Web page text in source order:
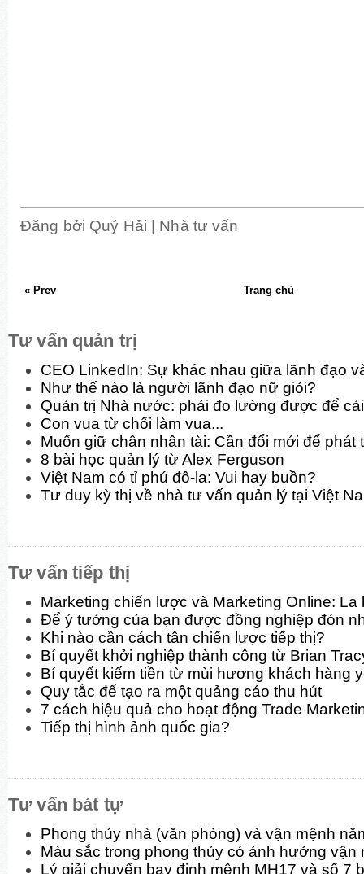
Đăng bởi Quý Hải | Nhà tư vấn
« Prev Trang chủ
Tư vấn quản trị
CEO LinkedIn: Sự khác nhau giữa lãnh đạo
Như thế nào là người lãnh đạo nữ giỏi?
Quản trị Nhà nước: phải đo lường được để
Con vua từ chối làm vua...
Muốn giữ chân nhân tài: Cần đổi mới để phát
8 bài học quản lý từ Alex Ferguson
Việt Nam có tỉ phú đô-la: Vui hay buồn?
Tư duy kỳ thị về nhà tư vấn quản lý tại Việt
Tư vấn tiếp thị
Marketing chiến lược và Marketing Online: La
Để ý tưởng của bạn được đồng nghiệp đón
Khi nào cần cách tân chiến lược tiếp thị?
Bí quyết khởi nghiệp thành công từ Brian
Bí quyết kiếm tiền từ mùi hương khách hàng
Quy tắc để tạo ra một quảng cáo thu hút
7 cách hiệu quả cho hoạt động Trade
Tiếp thị hình ảnh quốc gia?
Tư vấn bát tự
Phong thủy nhà (văn phòng) và vận mệnh
Màu sắc trong phong thủy có ảnh hưởng vận
Lý giải chuyến bay định mệnh MH17 và số 7